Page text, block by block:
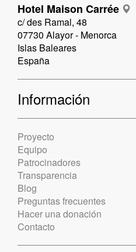
Hotel Maison Carrée
c/ des Ramal, 48
07730 Alayor - Menorca
Islas Baleares
España
Información
Proyecto
Equipo
Patrocinadores
Transparencia
Blog
Preguntas frecuentes
Hacer una donación
Contacto